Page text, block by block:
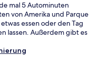
mal 5 Autominuten
von Amerika und Parque
essen oder den Tag
lassen. Außerdem gibt es